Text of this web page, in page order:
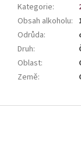
Kategorie:
Obsah alkoholu:
Odrůda:
Druh:
Oblast:
Země: